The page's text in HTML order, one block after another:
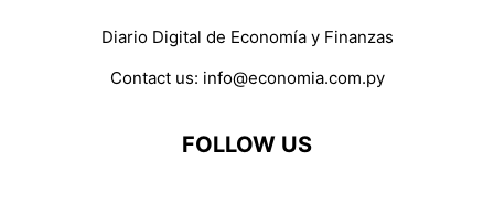
Diario Digital de Economía y Finanzas
Contact us: info@economia.com.py
FOLLOW US